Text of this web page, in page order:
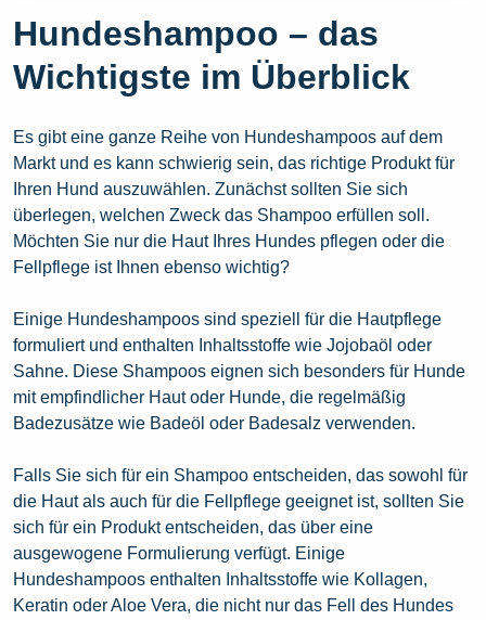
Hundeshampoo – das
Wichtigste im Überblick
Es gibt eine ganze Reihe von Hundeshampoos auf dem
Markt und es kann schwierig sein, das richtige Produkt für
Ihren Hund auszuwählen. Zunächst sollten Sie sich
überlegen, welchen Zweck das Shampoo erfüllen soll.
Möchten Sie nur die Haut Ihres Hundes pflegen oder die
Fellpflege ist Ihnen ebenso wichtig?
Einige Hundeshampoos sind speziell für die Hautpflege
formuliert und enthalten Inhaltsstoffe wie Jojobaöl oder
Sahne. Diese Shampoos eignen sich besonders für Hunde
mit empfindlicher Haut oder Hunde, die regelmäßig
Badezusätze wie Badeöl oder Badesalz verwenden.
Falls Sie sich für ein Shampoo entscheiden, das sowohl für
die Haut als auch für die Fellpflege geeignet ist, sollten Sie
sich für ein Produkt entscheiden, das über eine
ausgewogene Formulierung verfügt. Einige
Hundeshampoos enthalten Inhaltsstoffe wie Kollagen,
Keratin oder Aloe Vera, die nicht nur das Fell des Hundes